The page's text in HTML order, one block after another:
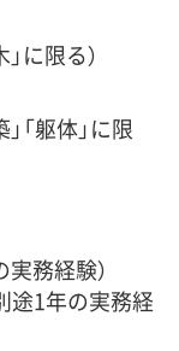
に限る）
「躯体」に限
務経験）
途1年の実務経